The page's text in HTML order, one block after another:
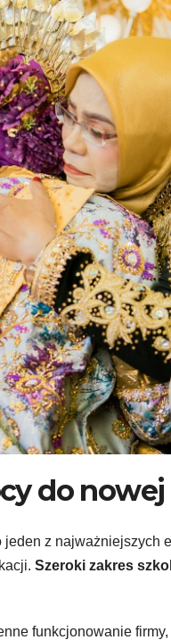
do nowej
z najważniejszych
Szeroki zakres
funkcjonowanie